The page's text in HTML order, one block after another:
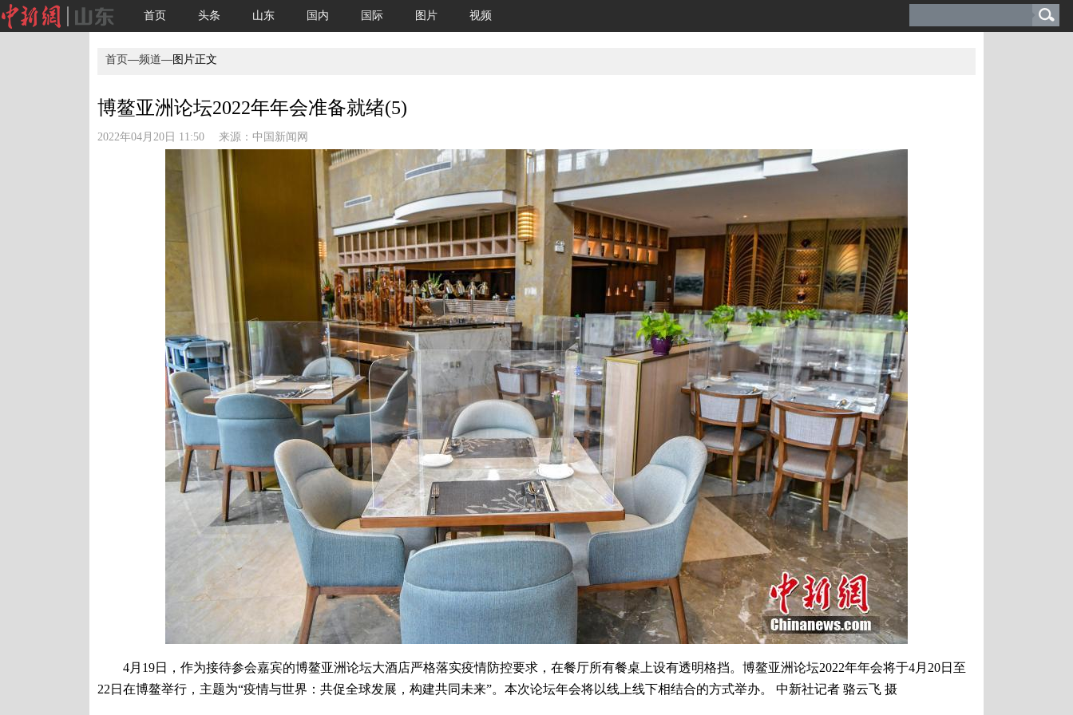
首页 头条 山东 国内 国际 图片 视频
首页—频道—图片正文
博鳌亚洲论坛2022年年会准备就绪(5)
2022年04月20日 11:50 来源： 中国新闻网
4月19日，作为接待参会嘉宾的博鳌亚洲论坛大酒店严格落实疫情防控要求，在餐厅所有餐桌上设有透明格挡。博鳌亚洲论坛2022年年会将于4月20日至
22日在博鳌举行，主题为“疫情与世界：共促全球发展，构建共同未来”。本次论坛年会将以线上线下相结合的方式举办。 中新社记者 骆云飞 摄